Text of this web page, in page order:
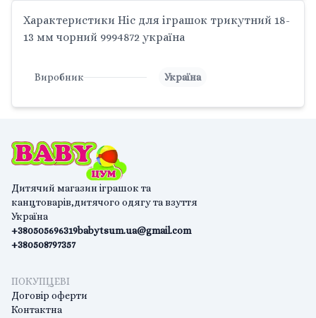
Характеристики Ніс для іграшок трикутний 18-
13 мм чорний 9994872 україна
Виробник Україна
Дитячий магазин іграшок та
канцтоварів,дитячого одягу та взуття
Україна
+380505696319
+380508797357
babytsum.ua@gmail.com
ПОКУПЦЕВІ
Договір оферти
Контактна